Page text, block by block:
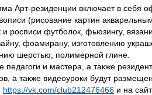
Арт-резиденции включает в себя
(рисование картин
и росписи футболок, фьюзингу,
фоамирану, изготовлению
шерстью, полимерной глине.
педагоги и мастера, а также
а также видеоуроки будут
https://vk.com/club212476466 и на